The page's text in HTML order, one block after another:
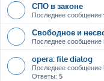
СПО в законе
Последнее сообщение
Свободное и
Последнее сообщение
opera: file dialog
Последнее сообщение
Ответы: 5